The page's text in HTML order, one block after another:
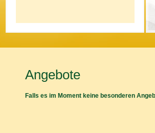
Angebote
Falls es im Moment keine besonderen